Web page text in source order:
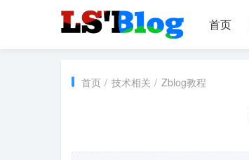
首页
首页 / 技术相关 / Zblog教程